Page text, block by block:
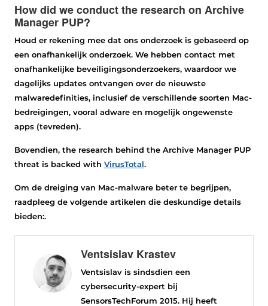
How did we conduct the research on Archive
Manager PUP?
Houd er rekening mee dat ons onderzoek is gebaseerd op
een onafhankelijk onderzoek. We hebben contact met
onafhankelijke beveiligingsonderzoekers, waardoor we
dagelijks updates ontvangen over de nieuwste
malwaredefinities, inclusief de verschillende soorten Mac-
bedreigingen, vooral adware en mogelijk ongewenste
apps (tevreden).
Bovendien, the research behind the Archive Manager PUP
threat is backed with VirusTotal.
Om de dreiging van Mac-malware beter te begrijpen,
raadpleeg de volgende artikelen die deskundige details
bieden:.
Ventsislav Krastev
Ventsislav is sindsdien een
cybersecurity-expert bij
SensorsTechForum 2015. Hij heeft